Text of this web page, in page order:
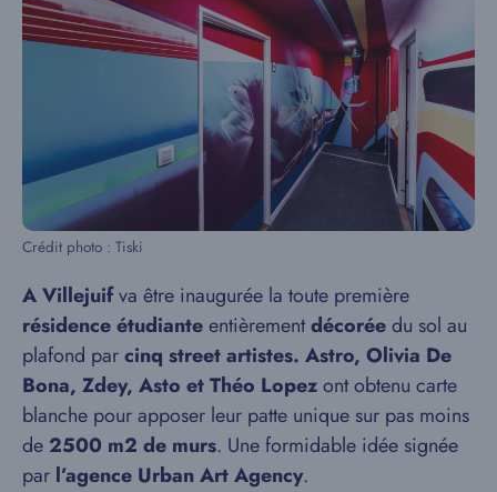
Crédit photo : Tiski
A Villejuifva être inaugurée la toute première
résidence étudianteentièrementdécoréedu sol au
plafond parcinq street artistes. Astro, Olivia De
Bona, Zdey, Asto et Théo Lopezont obtenu carte
blanche pour apposer leur patte unique sur pas moins
de 2500 m2 de murs. Une formidable idée signée
par l’agence Urban Art Agency.